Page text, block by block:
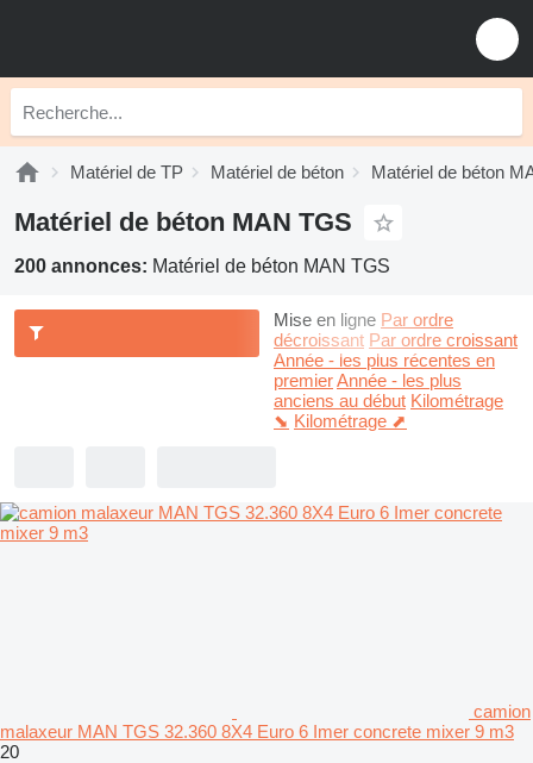
Matériel de TP Matériel de béton Matériel de béton
Matériel de béton MAN TGS
200 annonces: Matériel de béton MAN TGS
Mise en ligne Par ordre
décroissant Par ordre croissant
Année - les plus récentes en
premierAnnée - les plus
anciens au début Kilométrage
⬊ Kilométrage ⬈
camion
malaxeur MAN TGS 32.360 8X4 Euro 6 Imer concrete mixer 9 m3
20